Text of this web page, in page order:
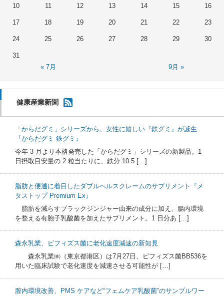
10 11 12 13 14 15 16
17 18 19 20 21 22 23
24 25 26 27 28 29 30
31
« 7月
9月 »
健康産業新聞
「からだグミ」シリーズから、女性に嬉しい『鉄グミ』が誕生
『からだグミ 鉄グミ』
今年 3 月より本格発売した「からだグミ」シリーズの新製品。1
日摂取目安量の 2 粒当たりに、鉄分 10.5 […]
脂肪と便通に着目したダブルヘルスクレームのサプリメント『メ
タストップ Premium Ex』
脂肪を減らすブラックジンジャー由来の成分に加え、腸内環境
を整える有胞子乳酸菌を加えたサプリメント。1 日分あ […]
森永乳業、ビフィズス菌に老化速度減速の新知見
森永乳業㈱（東京都港区）は7月27日、ビフィズス菌BB536を
用いた臨床試験で老化速度を減速させる可能性が […]
膣内環境改善、PMS ケアなど“フェムケア乳酸菌”のサンプルワー